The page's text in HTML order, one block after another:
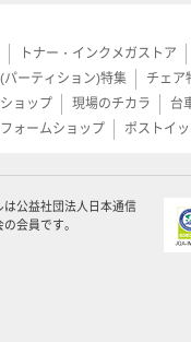
トナー・インクメガストア
パーティション)特集
チェア
ョップ
現場のチカラ 台
ォームショップ
ポストイ
は公益社団法人日本通信
会員です。